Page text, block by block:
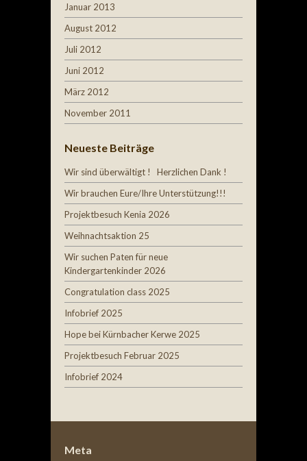
Januar 2013
August 2012
Juli 2012
Juni 2012
März 2012
November 2011
Neueste Beiträge
Wir sind überwältigt ! Herzlichen Dank !
Wir brauchen Eure/Ihre Unterstützung!!!
Projektbesuch Kenia 2026
Weihnachtsaktion 25
Wir suchen Paten für neue
Kindergartenkinder 2026
Congratulation class 2025
Infobrief 2025
Hope bei Kürnbacher Kerwe 2025
Projektbesuch Februar 2025
Infobrief 2024
Meta